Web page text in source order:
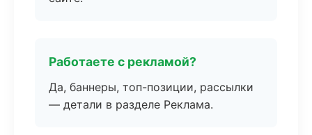
Работаете с рекламой?
Да, баннеры, топ-позиции, рассылки
— детали в разделе Реклама.